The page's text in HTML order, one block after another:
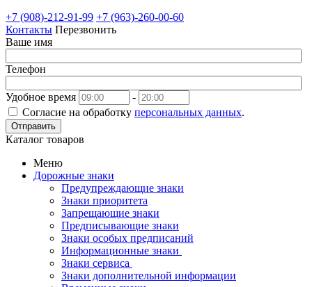
+7 (908)-212-91-99 +7 (963)-260-00-60
Контакты Перезвонить
Ваше имя
Телефон
Удобное время
-
Согласие на обработку персональных данных.
Отправить
Каталог товаров
Меню
Дорожные знаки
Предупреждающие знаки
Знаки приоритета
Запрещающие знаки
Предписывающие знаки
Знаки особых предписаний
Информационные знаки
Знаки сервиса
Знаки дополнительной информации